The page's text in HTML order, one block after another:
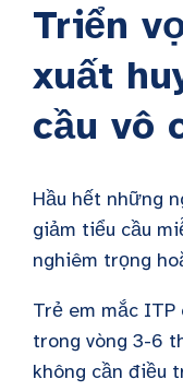
Triển
xuất
cầu vô
Hầu hết những
giảm tiểu cầu
nghiêm trọng
Trẻ em mắc
trong vòng 3-6
không cần điều